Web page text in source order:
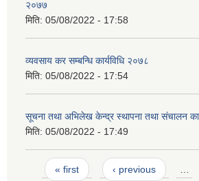
२०७७
मिति: 05/08/2022 - 17:58
व्यवसाय कर सम्बन्धि कार्यविधि २०७८
मिति: 05/08/2022 - 17:54
सूचना तथा अभिलेख केन्द्र स्थापना तथा संचालन
मिति: 05/08/2022 - 17:49
Pages
« first ‹ previous